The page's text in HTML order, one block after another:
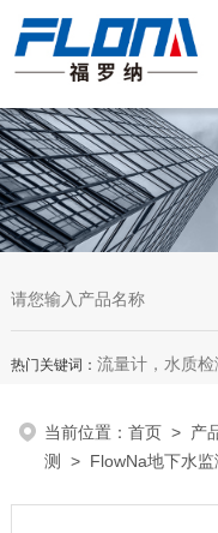
热门关键词： 流量计，水质检测仪器的与设备监
当前位置：首页 > 产
测
> FlowNa地下水监